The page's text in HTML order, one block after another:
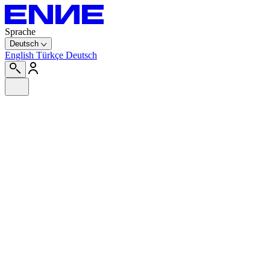
Sprache
Deutsch
English Türkçe Deutsch